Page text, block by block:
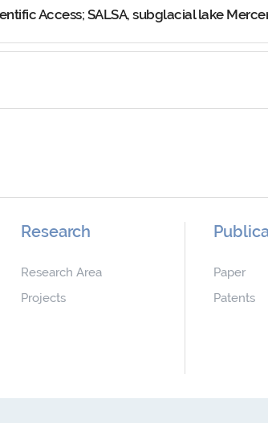
Access; SALSA, subglacial lake
Research
Research Area
Projects
Paper
Patents